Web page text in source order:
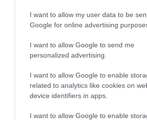
I want to allow my user data to be
Google for online advertising
I want to allow Google to send me
personalized advertising.
I want to allow Google to enable
related to analytics like cookies on
device identifiers in apps.
I want to allow Google to enable